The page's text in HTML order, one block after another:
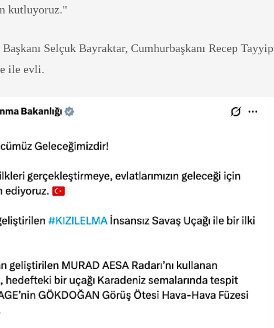
kutluyoruz."
Selçuk Bayraktar, Cumhurbaşkanı Recep Tayyip
ile evli.